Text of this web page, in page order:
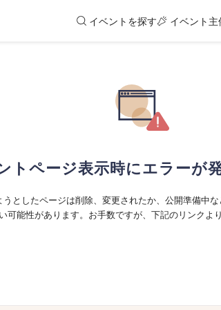
イベントを探す イベント主
トページ表示時にエラーが
うとしたページは削除、変更されたか、公開準備中
可能性があります。お手数ですが、下記のリンクよ